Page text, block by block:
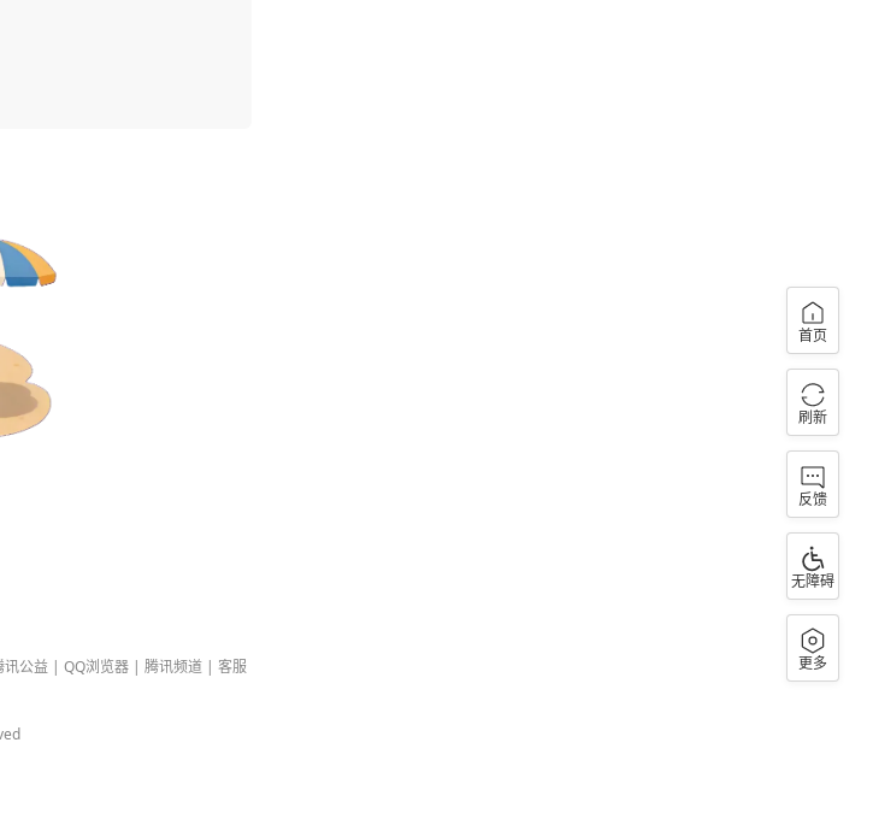
讯公益 | QQ浏览器 | 腾讯频道 | 客服
首页
刷新
反馈
无障碍
更多